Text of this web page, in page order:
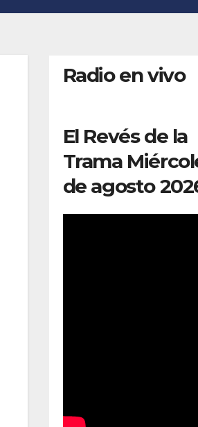
Radio en vivo
El Revés de la
Trama
de agosto